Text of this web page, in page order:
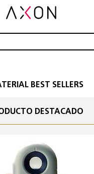
BEST SELLERS
DESTACADO